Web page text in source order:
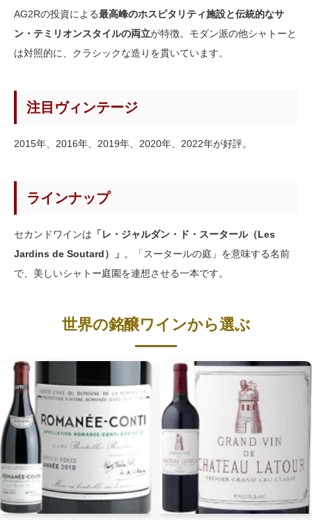
AG2Rの投資による最高峰のホスピタリティ施設と伝統的なサ
ン・テミリオンスタイルの両立が特徴。モダン派の他シャトーと
は対照的に、クラシックな造りを貫いています。
注目ヴィンテージ
2015年、2016年、2019年、2020年、2022年が好評。
ラインナップ
セカンドワインは 「レ・ジャルダン・ド・スータール（Les
Jardins de Soutard）」 。「スータールの庭」を意味する名前
で、美しいシャトー庭園を連想させる一本です。
世界の銘醸ワインから選ぶ